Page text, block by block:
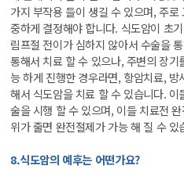
가지 부작용 들이 생길 수 있으며, 주
중하게 결정해야 합니다. 식도암이 초
림프절 전이가 심하지 않아서 수술을
통해서 치료 할 수 있으나, 주변의 장
능 하게 진행한 경우라면, 항암치료,
해서 식도암을 치료 할 수 있습니다.
술을 시행 할 수 있으며, 이들 치료전
위가 줄면 완전절제가 가능 해 질 수 있
8.식도암의 예후는 어떤가요?